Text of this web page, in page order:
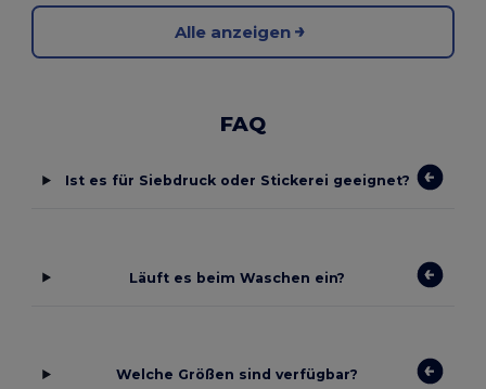
Alle anzeigen
FAQ
Ist es für Siebdruck oder Stickerei geeignet?
Läuft es beim Waschen ein?
Welche Größen sind verfügbar?